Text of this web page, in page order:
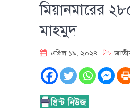
মিয়ানমারের
মাহমুদ
এপ্রিল ১৯, ২০২৪